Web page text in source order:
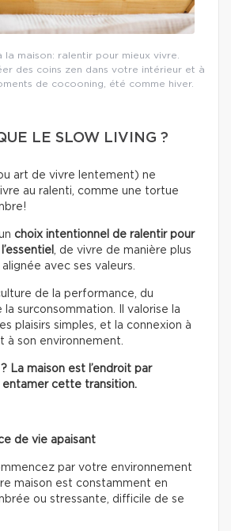
la maison: ralentir pour mieux vivre.
des coins zen dans votre intérieur et à
de cocooning, été comme hiver.
LE SLOW LIVING ?
art de vivre lentement) ne
au ralenti, comme une tortue
choix intentionnel de ralentir pour
, de vivre de manière plus
avec ses valeurs.
de la performance, du
surconsommation. Il valorise la
plaisirs simples, et la connexion à
à son environnement.
La maison est l’endroit par
entamer cette transition.
de vie apaisant
par votre environnement
maison est constamment en
ou stressante, difficile de se